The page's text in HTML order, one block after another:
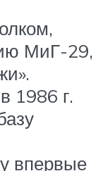
МиГ-29,
1986 г.
впервые